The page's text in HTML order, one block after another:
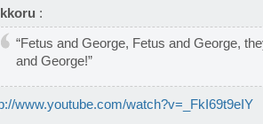
:
“Fetus and George, Fetus and George,
and George!”
www.youtube.com/watch?v=_FkI69t9eIY